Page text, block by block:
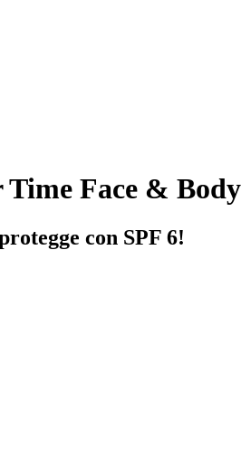
Time Face &
con SPF 6!